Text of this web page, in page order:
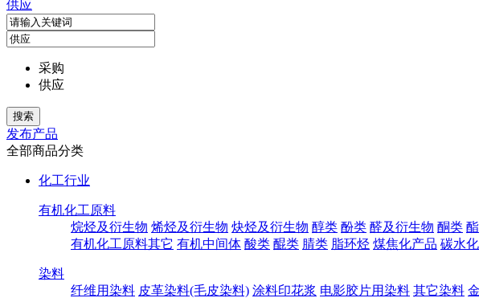
供应
采购
供应
发布产品
全部商品分类
化工行业
有机化工原料
烷烃及衍生物 烯烃及衍生物 炔烃及衍生物 醇类 酚类 醛及衍生物 酮类
有机化工原料其它 有机中间体 酸类 醌类 腈类 脂环烃 煤焦化产品 碳水
染料
纤维用染料 皮革染料(毛皮染料) 涂料印花浆 电影胶片用染料 其它染料